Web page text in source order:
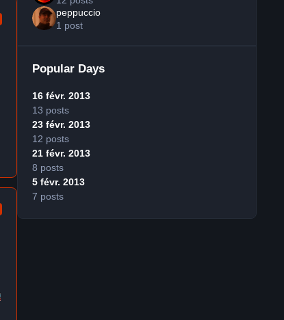
peppuccio
1 post
Popular Days
16 févr. 2013
13 posts
23 févr. 2013
12 posts
21 févr. 2013
8 posts
5 févr. 2013
7 posts